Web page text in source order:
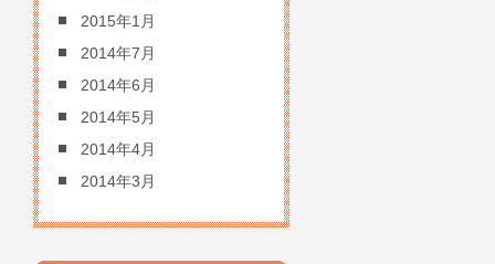
2015年1月
2014年7月
2014年6月
2014年5月
2014年4月
2014年3月